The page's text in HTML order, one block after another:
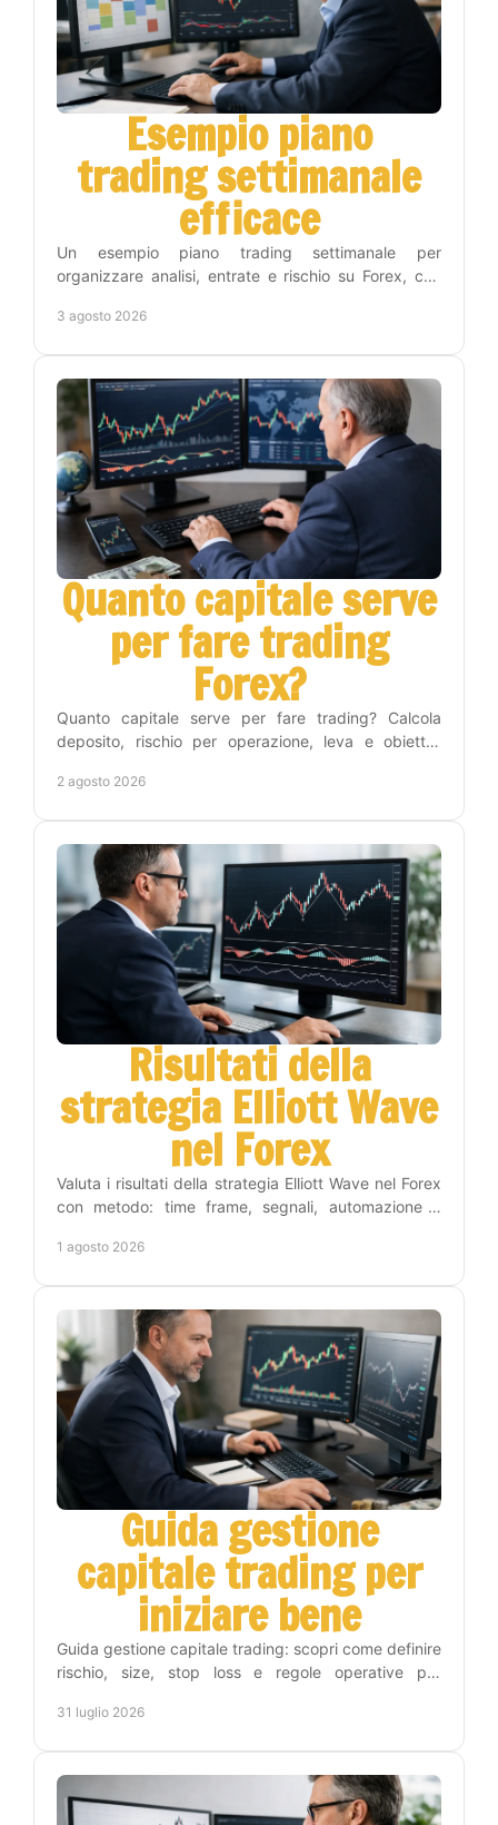
Esempio piano
trading settimanale
efficace
Un esempio piano trading settimanale per
organizzare analisi, entrate e rischio su Forex, con
inutili.
3 agosto 2026
Quanto capitale serve
per fare trading
Forex?
Quanto capitale serve per fare trading? Calcola
deposito, rischio per operazione, leva e obiettivi
disciplina.
2 agosto 2026
Risultati della
strategia Elliott Wave
nel Forex
Valuta i risultati della strategia Elliott Wave nel Forex
con metodo: time frame, segnali, automazione e
1 agosto 2026
Guida gestione
capitale trading per
iniziare bene
Guida gestione capitale trading: scopri come definire
rischio, size, stop loss e regole operative per
disciplina.
31 luglio 2026